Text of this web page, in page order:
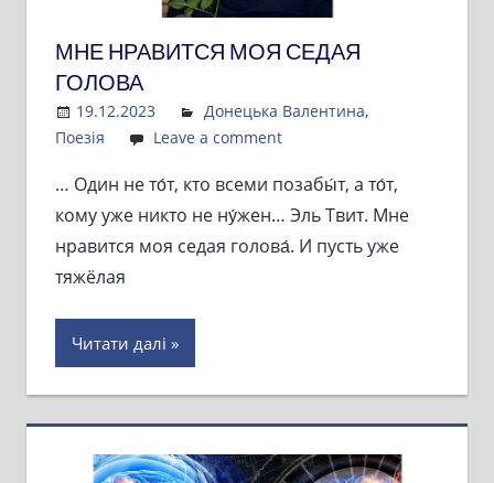
МНЕ НРАВИТСЯ МОЯ СЕДАЯ
ГОЛОВА
19.12.2023 Admin
Донецька Валентина,
Поезія
Leave a comment
… Один не то́т, кто всеми позабы́т, а то́т,
кому уже никто не ну́жен… Эль Твит. Мне
нравится моя седая голова́. И пусть уже
тяжёлая
Читати далі